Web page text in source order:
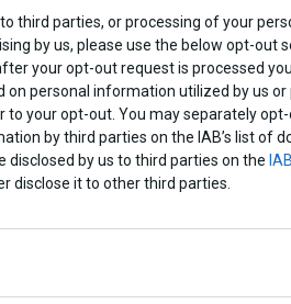
third parties, or processing of your
by us, please use the below opt-out
your opt-out request is processed
personal information utilized by us or
your opt-out. You may separately
by third parties on the IAB’s list of
by us to third parties on the
disclose it to other third parties.
έναρξη λειτουργίας του
της Τράπεζας πραγματοποίησε
ζωής της
για ορθολογική επέκταση